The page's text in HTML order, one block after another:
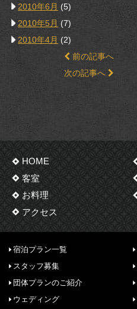
2010年6月 (5)
2010年5月 (7)
2010年4月 (2)
前の記事へ
次の記事へ
HOME
客室
お料理
アクセス
宿泊プラン一覧
スタッフ募集
団体プランのご紹介
ウェディング